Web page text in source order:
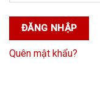
ĐĂNG NHẬP
Quên mật khẩu?